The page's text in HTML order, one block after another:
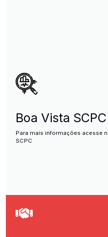
Boa Vista SCPC
Para mais informações acesse
SCPC